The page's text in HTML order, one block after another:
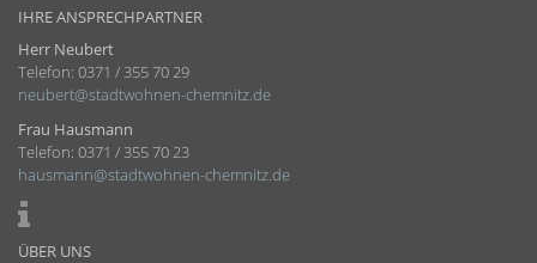
IHRE ANSPRECHPARTNER
Herr Neubert
Telefon: 0371 / 355 70 29
neubert@stadtwohnen-chemnitz.de
Frau Hausmann
Telefon: 0371 / 355 70 23
hausmann@stadtwohnen-chemnitz.de
ÜBER UNS